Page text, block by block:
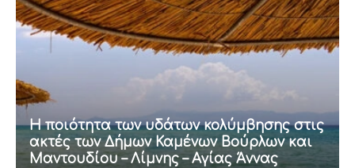
Η ποιότητα των υδάτων κολύμβησης στις
ακτές των Δήμων Καμένων Βούρλων και
Μαντουδίου – Λίμνης – Αγίας Άννας